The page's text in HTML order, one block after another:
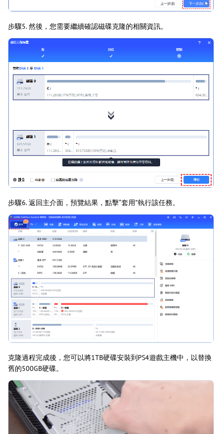
步驟5. 然後，您需要繼續確認磁碟克隆的相關資訊。
步驟6. 返回主介面，預覽結果，點擊“套用”執行該任務。
克隆過程完成後，您可以將1TB硬碟安裝到PS4遊戲主機中，以替換
舊的500GB硬碟。